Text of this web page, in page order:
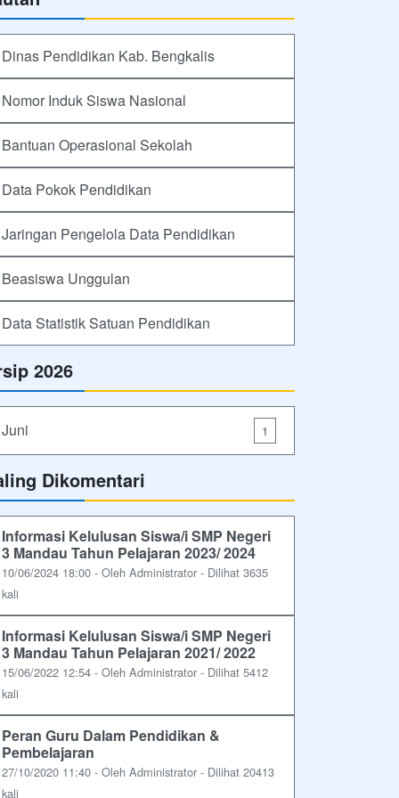
Dinas Pendidikan Kab. Bengkalis
Nomor Induk Siswa Nasional
Bantuan Operasional Sekolah
Data Pokok Pendidikan
Jaringan Pengelola Data Pendidikan
Beasiswa Unggulan
Data Statistik Satuan Pendidikan
2026
Juni 1
Dikomentari
Informasi Kelulusan Siswa/i SMP Negeri
3 Mandau Tahun Pelajaran 2023/ 2024
10/06/2024 18:00 - Oleh Administrator - Dilihat 3635
kali
Informasi Kelulusan Siswa/i SMP Negeri
3 Mandau Tahun Pelajaran 2021/ 2022
15/06/2022 12:54 - Oleh Administrator - Dilihat 5412
kali
Peran Guru Dalam Pendidikan &
Pembelajaran
27/10/2020 11:40 - Oleh Administrator - Dilihat 20413
kali